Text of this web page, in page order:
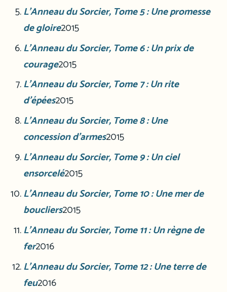
L’Anneau du Sorcier, Tome 5 : Une promesse
de gloire2015
L’Anneau du Sorcier, Tome 6 : Un prix de
courage2015
L’Anneau du Sorcier, Tome 7 : Un rite
d’épées2015
L’Anneau du Sorcier, Tome 8 : Une
concession d’armes2015
L’Anneau du Sorcier, Tome 9 : Un ciel
ensorcelé2015
L’Anneau du Sorcier, Tome 10 : Une mer de
boucliers2015
L’Anneau du Sorcier, Tome 11 : Un règne de
fer2016
L’Anneau du Sorcier, Tome 12 : Une terre de
feu2016